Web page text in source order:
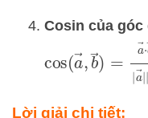
Cosin của
(a → )
Lời giải chi tiết: